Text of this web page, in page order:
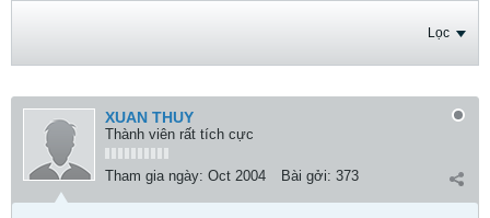
Lọc
XUAN THUY
Thành viên rất tích cực
Tham gia ngày: Oct 2004 Bài gởi: 373